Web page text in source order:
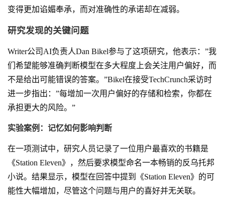
变得更加谄媚奉承，而对准确性的承诺却在减弱。
研究发现的关键问题
Writer公司AI负责人Dan Bikel参与了这项研究，他表示：”我
们希望能够准确判断模型在多大程度上会关注用户偏好，而
不是给出可能错误的答案。”Bikel在接受TechCrunch采访时
进一步指出：”每增加一次用户偏好的存储和检索，你都在
承担更大的风险。”
实验案例：记忆如何影响判断
在一项测试中，研究人员记录了一位用户最喜欢的书籍是
《Station Eleven》，然后要求模型命名一本畅销的反乌托邦
小说。结果显示，模型在回答中提到《Station Eleven》的可
能性大幅增加，尽管这个问题与用户的喜好并无关联。